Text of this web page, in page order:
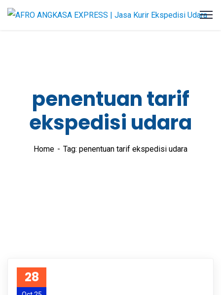
penentuan tarif
ekspedisi udara
Home Tag: penentuan tarif ekspedisi udara
28